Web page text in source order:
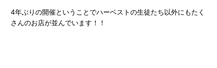
4年ぶりの開催ということでハーベストの生徒たち以外にもたく
さんのお店が並んでいます！！